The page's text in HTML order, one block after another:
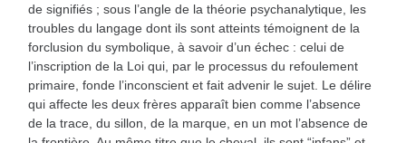
de signifiés ; sous l’angle de la théorie psychanalytique, les
troubles du langage dont ils sont atteints témoignent de la
forclusion du symbolique, à savoir d’un échec : celui de
l’inscription de la Loi qui, par le processus du refoulement
primaire, fonde l’inconscient et fait advenir le sujet. Le délire
qui affecte les deux frères apparaît bien comme l’absence
de la trace, du sillon, de la marque, en un mot l’absence de